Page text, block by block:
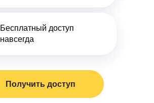
Получить доступ
Бесплатный доступ
навсегда